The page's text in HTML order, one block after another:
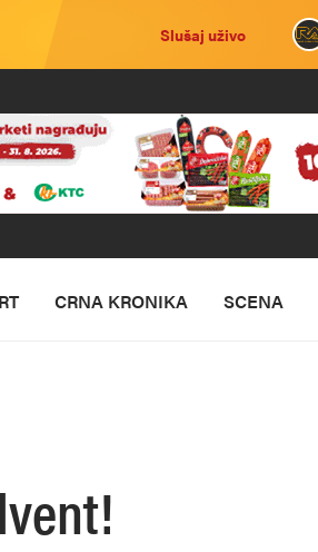
Slušaj uživo
CRNA KRONIKA SCENA